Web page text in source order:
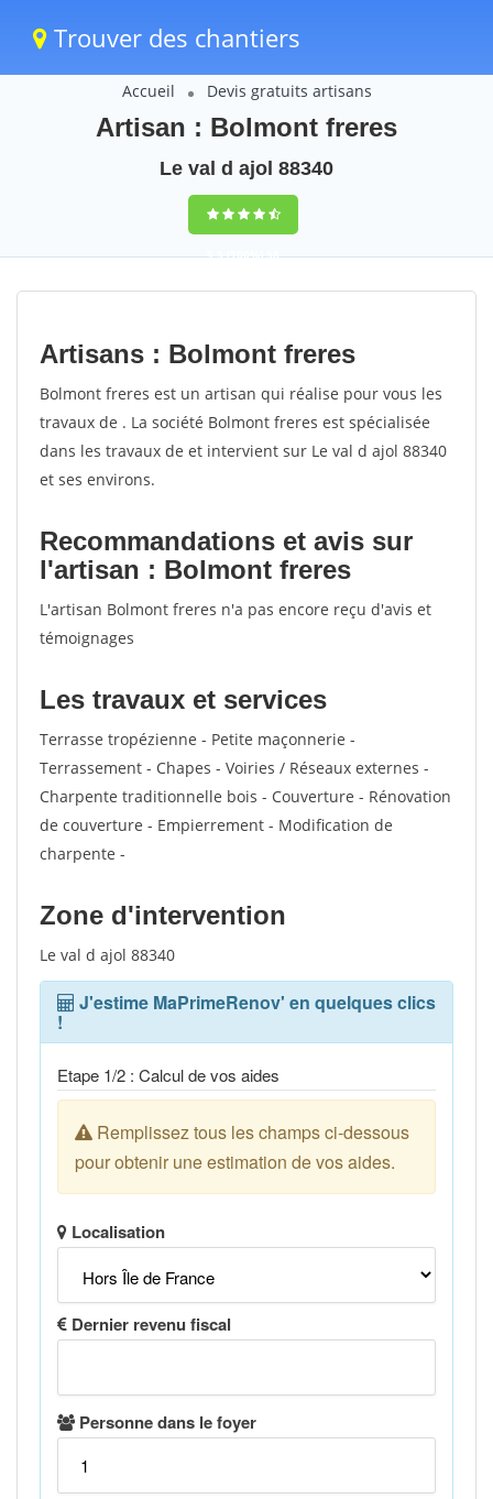
Trouver des chantiers
Accueil Devis gratuits artisans
Artisan : Bolmont freres
Le val d ajol 88340
9,5(100%)58
votes
Artisans : Bolmont freres
Bolmont freres est un artisan qui réalise pour vous les
travaux de . La société Bolmont freres est spécialisée
dans les travaux de et intervient sur Le val d ajol 88340
et ses environs.
Recommandations et avis sur
l'artisan : Bolmont freres
L'artisan Bolmont freres n'a pas encore reçu d'avis et
témoignages
Les travaux et services
Terrasse tropézienne - Petite maçonnerie -
Terrassement - Chapes - Voiries / Réseaux externes -
Charpente traditionnelle bois - Couverture - Rénovation
de couverture - Empierrement - Modification de
charpente -
Zone d'intervention
Le val d ajol 88340